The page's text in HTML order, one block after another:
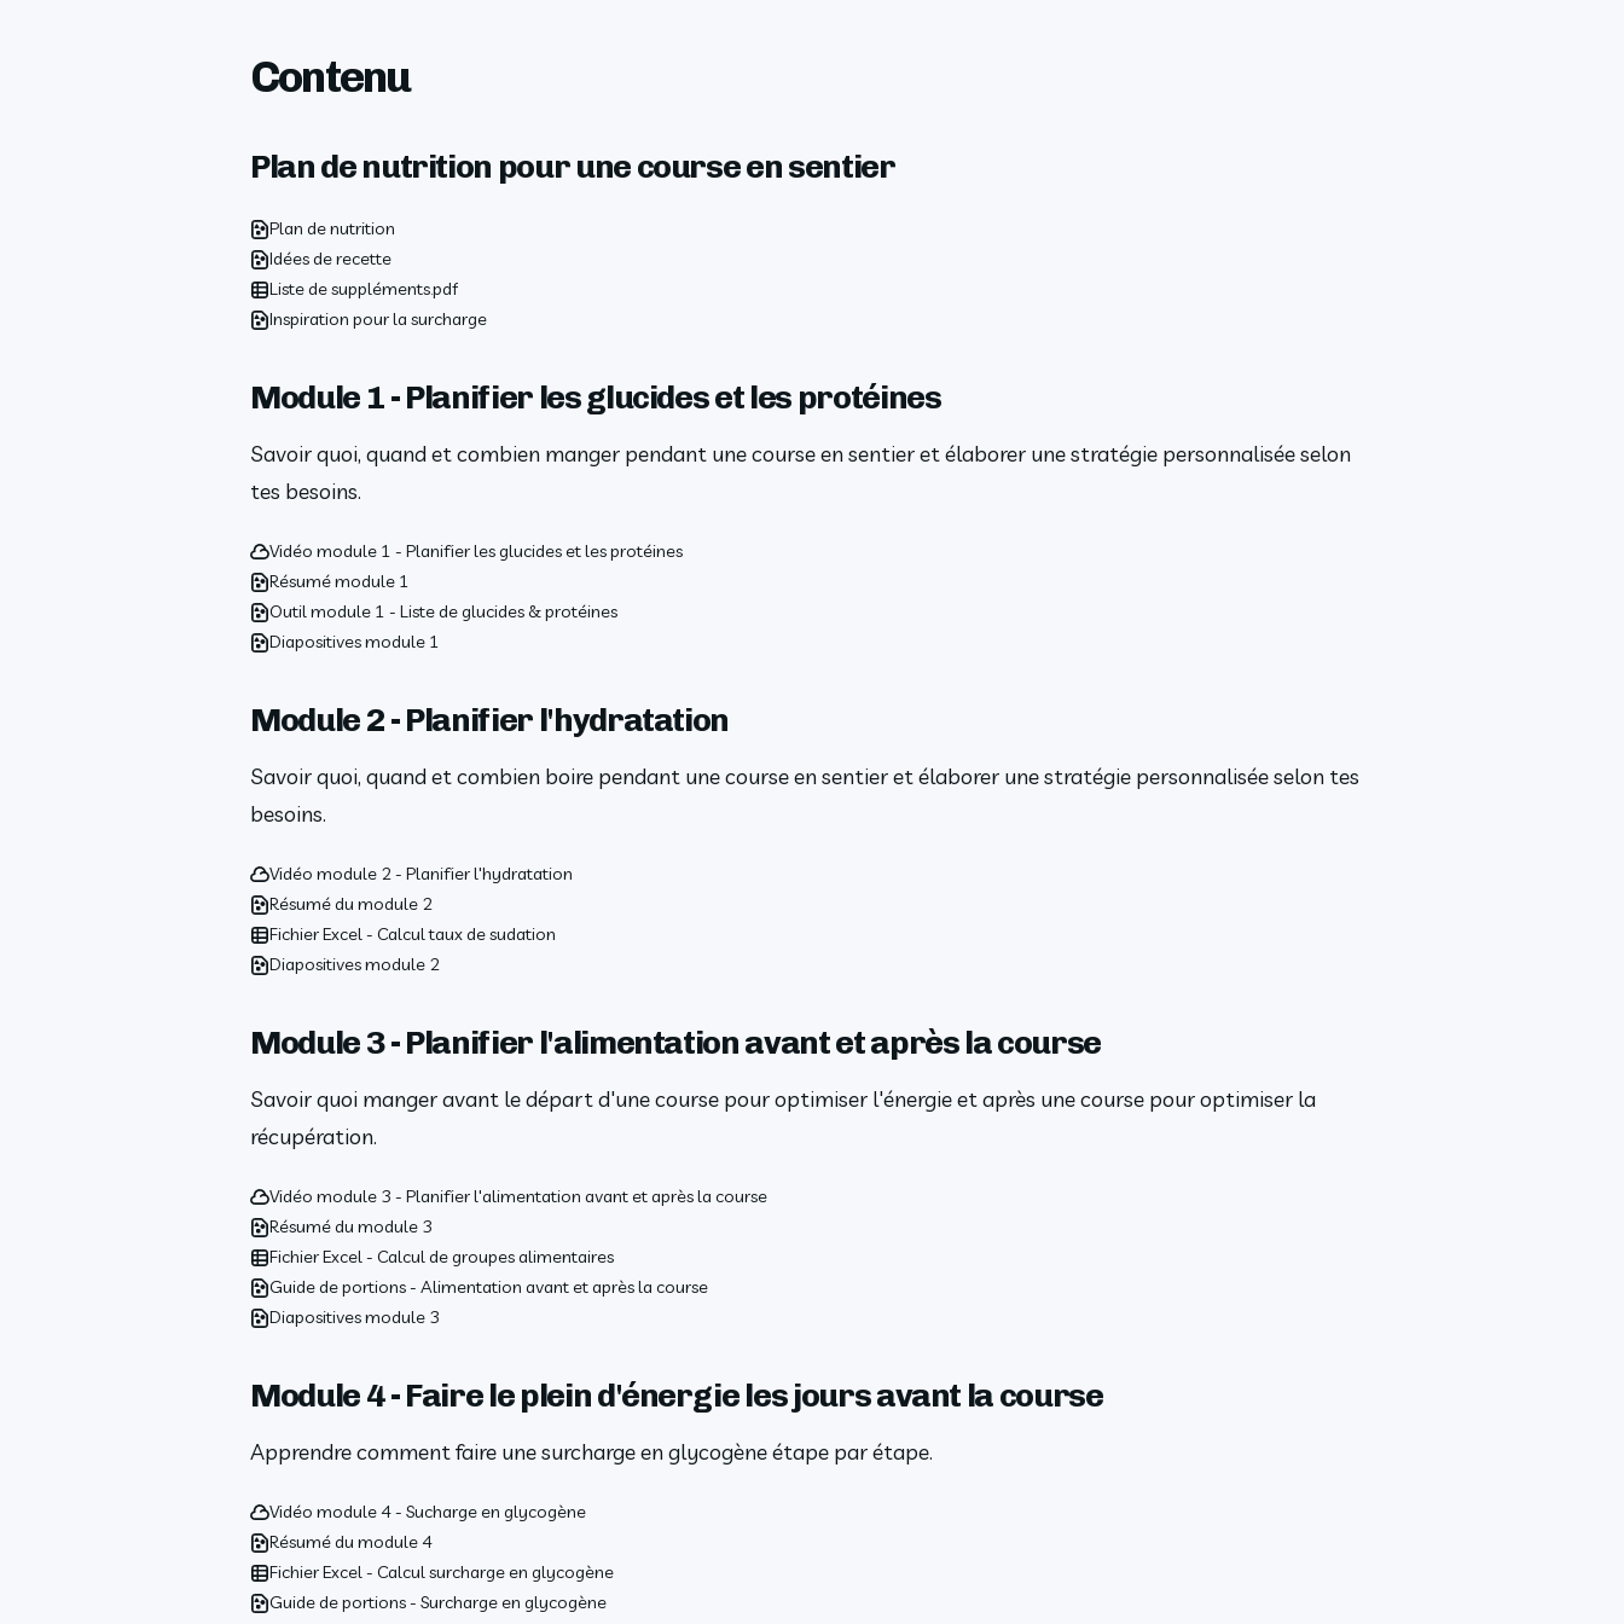
Contenu
Plan de nutrition pour une course en sentier
Plan de nutrition
Idées de recette
Liste de suppléments.pdf
Inspiration pour la surcharge
Module 1 - Planifier les glucides et les protéines
Savoir quoi, quand et combien manger pendant une course en sentier et élaborer une stratégie personnalisée selon
tes besoins.
Vidéo module 1 - Planifier les glucides et les protéines
Résumé module 1
Outil module 1 - Liste de glucides & protéines
Diapositives module 1
Module 2 - Planifier l'hydratation
Savoir quoi, quand et combien boire pendant une course en sentier et élaborer une stratégie personnalisée selon tes
besoins.
Vidéo module 2 - Planifier l'hydratation
Résumé du module 2
Fichier Excel - Calcul taux de sudation
Diapositives module 2
Module 3 - Planifier l'alimentation avant et après la course
Savoir quoi manger avant le départ d'une course pour optimiser l'énergie et après une course pour optimiser la
récupération.
Vidéo module 3 - Planifier l'alimentation avant et après la course
Résumé du module 3
Fichier Excel - Calcul de groupes alimentaires
Guide de portions - Alimentation avant et après la course
Diapositives module 3
Module 4 - Faire le plein d'énergie les jours avant la course
Apprendre comment faire une surcharge en glycogène étape par étape.
Vidéo module 4 - Sucharge en glycogène
Résumé du module 4
Fichier Excel - Calcul surcharge en glycogène
Guide de portions - Surcharge en glycogène